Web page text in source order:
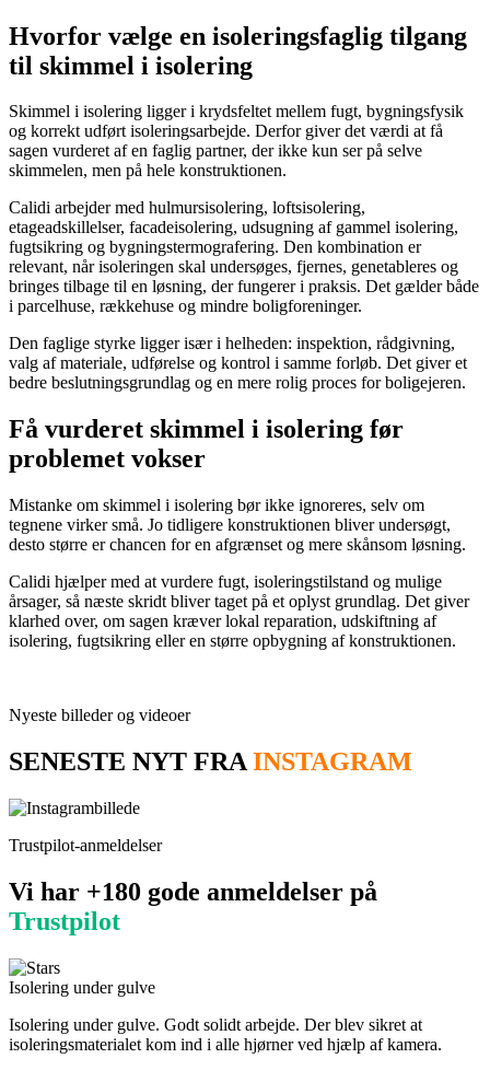
Hvorfor vælge en isoleringsfaglig tilgang
til skimmel i isolering
Skimmel i isolering ligger i krydsfeltet mellem fugt, bygningsfysik
og korrekt udført isoleringsarbejde. Derfor giver det værdi at få
sagen vurderet af en faglig partner, der ikke kun ser på selve
skimmelen, men på hele konstruktionen.
Calidi arbejder med hulmursisolering, loftsisolering,
etageadskillelser, facadeisolering, udsugning af gammel isolering,
fugtsikring og bygningstermografering. Den kombination er
relevant, når isoleringen skal undersøges, fjernes, genetableres og
bringes tilbage til en løsning, der fungerer i praksis. Det gælder både
i parcelhuse, rækkehuse og mindre boligforeninger.
Den faglige styrke ligger især i helheden: inspektion, rådgivning,
valg af materiale, udførelse og kontrol i samme forløb. Det giver et
bedre beslutningsgrundlag og en mere rolig proces for boligejeren.
Få vurderet skimmel i isolering før
problemet vokser
Mistanke om skimmel i isolering bør ikke ignoreres, selv om
tegnene virker små. Jo tidligere konstruktionen bliver undersøgt,
desto større er chancen for en afgrænset og mere skånsom løsning.
Calidi hjælper med at vurdere fugt, isoleringstilstand og mulige
årsager, så næste skridt bliver taget på et oplyst grundlag. Det giver
klarhed over, om sagen kræver lokal reparation, udskiftning af
isolering, fugtsikring eller en større opbygning af konstruktionen.
Nyeste billeder og videoer
SENESTE NYT FRA INSTAGRAM
Trustpilot-anmeldelser
Vi har +180 gode anmeldelser på
Trustpilot
Isolering under gulve
Isolering under gulve. Godt solidt arbejde. Der blev sikret at
isoleringsmaterialet kom ind i alle hjørner ved hjælp af kamera.